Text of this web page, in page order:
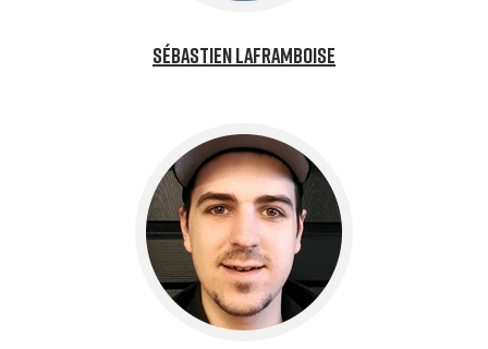
Sébastien Laframboise